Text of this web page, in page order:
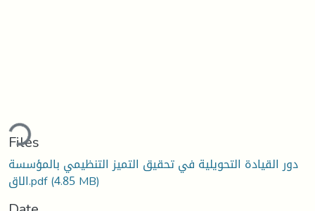
Files
دور القيادة التحويلية في تحقيق التميز التنظيمي بالمؤسسة
الاق.pdf(4.85 MB)